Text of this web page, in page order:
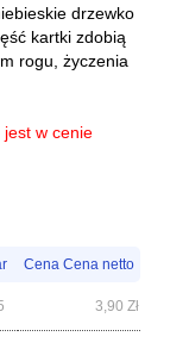
drzewko
kartki zdobią
rogu, życzenia
jest w cenie
Cena Cena netto
3,90 Zł